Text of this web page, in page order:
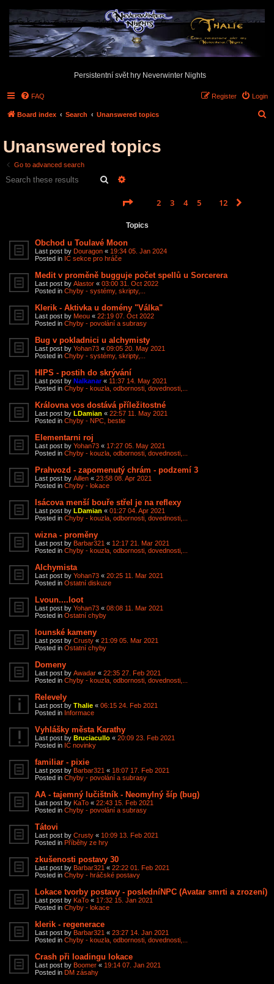
Persistentní svět hry Neverwinter Nights
FAQ Login
Register
Board index Search Unanswered topics
Unanswered topics
Go to advanced search
Search
Page 1of 12
2 3 4 5 12
Topics
Obchod u Toulavé Moon
Last post by Douragon « 19:34 05. Jan 2024
Posted in IC sekce pro hráče
Medit v proměně bugguje počet spellů u Sorcerera
Last post by Alastor « 03:00 31. Oct 2022
Posted in Chyby - systémy, skripty,...
Klerik - Aktivka u domény "Válka"
Last post by Meou « 22:19 07. Oct 2022
Posted in Chyby - povolání a subrasy
Bug v pokladnici u alchymisty
Last post by Yohan73 « 09:05 20. May 2021
Posted in Chyby - systémy, skripty,...
HIPS - postih do skrývání
Last post by Nalkanar« 11:37 14. May 2021
Posted in Chyby - kouzla, odbornosti, dovednosti,...
Královna vos dostává příležitostné
Last post by LDamian « 22:57 11. May 2021
Posted in Chyby - NPC, bestie
Elementarni roj
Last post by Yohan73 « 17:27 05. May 2021
Posted in Chyby - kouzla, odbornosti, dovednosti,...
Prahvozd - zapomenutý chrám - podzemí 3
Last post by Aillen « 23:58 08. Apr 2021
Posted in Chyby - lokace
Isácova menší bouře střel je na reflexy
Last post by LDamian « 01:27 04. Apr 2021
Posted in Chyby - kouzla, odbornosti, dovednosti,...
wizna - proměny
Last post by Barbar321 « 12:17 21. Mar 2021
Posted in Chyby - kouzla, odbornosti, dovednosti,...
Alchymista
Last post by Yohan73 « 20:25 11. Mar 2021
Posted in Ostatní diskuze
Lvoun....loot
Last post by Yohan73 « 08:08 11. Mar 2021
Posted in Ostatní chyby
Iounské kameny
Last post by Crusty « 21:09 05. Mar 2021
Posted in Ostatní chyby
Domeny
Last post by Awadar « 22:35 27. Feb 2021
Posted in Chyby - kouzla, odbornosti, dovednosti,...
Relevely
Last post by Thalie « 06:15 24. Feb 2021
Posted in Informace
Vyhlášky města Karathy
Last post by Bruciacullo « 20:09 23. Feb 2021
Posted in IC novinky
familiar - pixie
Last post by Barbar321 « 18:07 17. Feb 2021
Posted in Chyby - povolání a subrasy
AA - tajemný lučištník - Neomylný šíp (bug)
Last post by KaTo « 22:43 15. Feb 2021
Posted in Chyby - povolání a subrasy
Tátovi
Last post by Crusty « 10:09 13. Feb 2021
Posted in Příběhy ze hry
zkušenosti postavy 30
Last post by Barbar321 « 22:22 01. Feb 2021
Posted in Chyby - hráčské postavy
Lokace tvorby postavy - posledníNPC (Avatar smrti a zrození)
Last post by KaTo « 17:32 15. Jan 2021
Posted in Chyby - lokace
klerik - regenerace
Last post by Barbar321 « 23:27 14. Jan 2021
Posted in Chyby - kouzla, odbornosti, dovednosti,...
Crash při loadingu lokace
Last post by Boomer « 19:14 07. Jan 2021
Posted in DM zásahy